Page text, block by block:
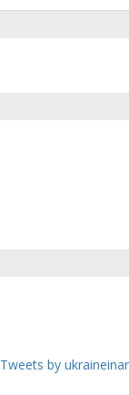
Tweets by